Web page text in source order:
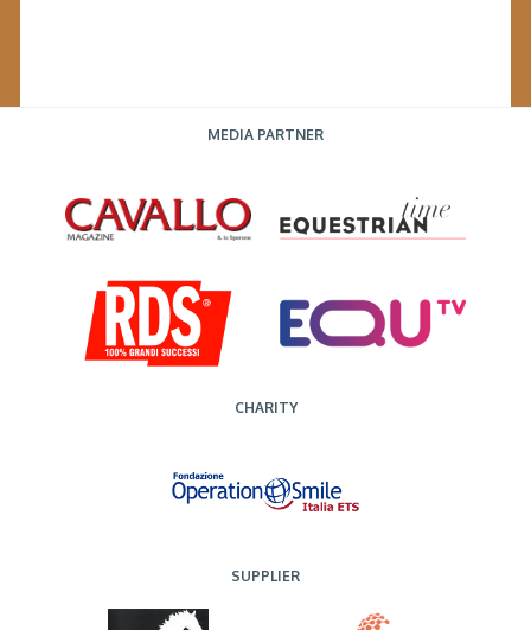
MEDIA PARTNER
CHARITY
SUPPLIER